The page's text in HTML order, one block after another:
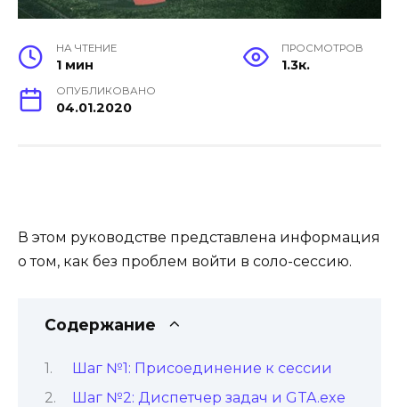
НА ЧТЕНИЕ
1 мин
ПРОСМОТРОВ
1.3к.
ОПУБЛИКОВАНО
04.01.2020
В этом руководстве представлена информация
о том, как без проблем войти в соло-сессию.
Содержание
Шаг №1: Присоединение к сессии
Шаг №2: Диспетчер задач и GTA.exe